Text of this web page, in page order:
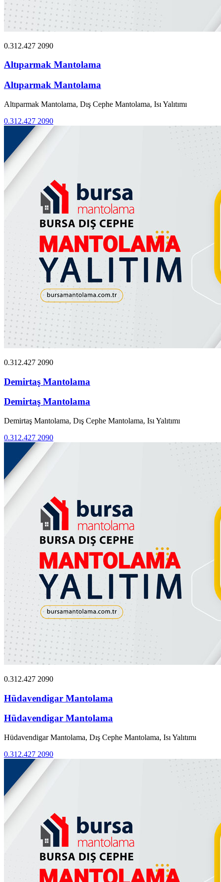
0.312.427 2090
Altıparmak Mantolama
Altıparmak Mantolama
Altıparmak Mantolama, Dış Cephe Mantolama, Isı Yalıtımı
0.312.427 2090
0.312.427 2090
Demirtaş Mantolama
Demirtaş Mantolama
Demirtaş Mantolama, Dış Cephe Mantolama, Isı Yalıtımı
0.312.427 2090
0.312.427 2090
Hüdavendigar Mantolama
Hüdavendigar Mantolama
Hüdavendigar Mantolama, Dış Cephe Mantolama, Isı Yalıtımı
0.312.427 2090